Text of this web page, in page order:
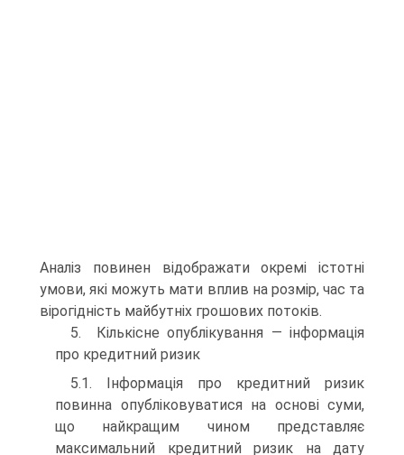
Аналіз повинен відображати окремі істотні
умови, які можуть мати вплив на розмір, час та
вірогідність майбутніх грошових потоків.
5. Кількісне опублікування — інформація
про кредитний ризик
5.1. Інформація про кредитний ризик
повинна опубліковуватися на основі суми,
що найкращим чином представляє
максимальний кредитний ризик на дату